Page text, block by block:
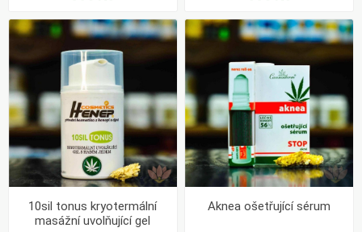
10sil tonus kryotermální
masážní uvolňující gel
Aknea ošetřující sérum